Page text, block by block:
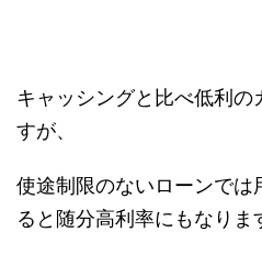
キャッシングと比べ低利
すが、
使途制限のないローンでは
ると随分高利率にもなりま